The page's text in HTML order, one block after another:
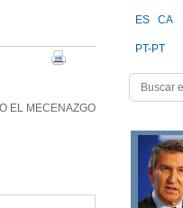
EL MECENAZGO
ES CA
PT-PT